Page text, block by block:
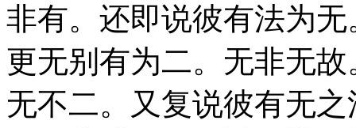
非有。还即说彼有法为
更无别有为二。无非无
无不二。又复说彼有无